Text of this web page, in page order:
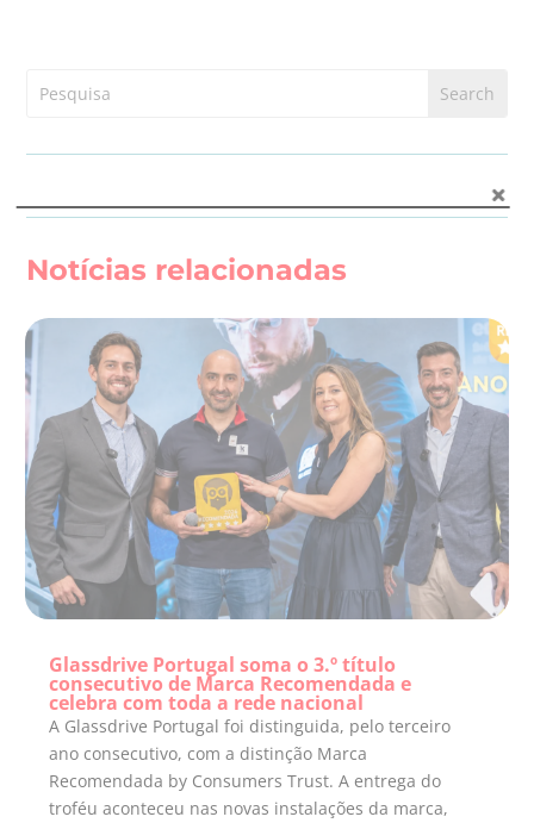
Notícias relacionadas
Glassdrive Portugal soma o 3.º título
consecutivo de Marca Recomendada e
celebra com toda a rede nacional
A Glassdrive Portugal foi distinguida, pelo terceiro
ano consecutivo, com a distinção Marca
Recomendada by Consumers Trust. A entrega do
troféu aconteceu nas novas instalações da marca,